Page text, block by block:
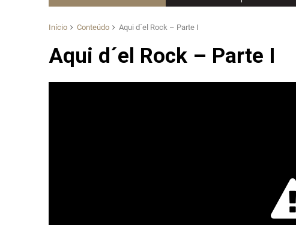
Início Conteúdo Aqui d´el Rock – Parte I
Aqui d´el Rock – Parte I